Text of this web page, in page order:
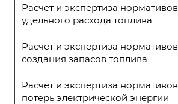
Расчет и экспертиза нормативов
удельного расхода топлива
Расчет и экспертиза нормативов
создания запасов топлива
Расчет и экспертиза нормативов
потерь электрической энергии